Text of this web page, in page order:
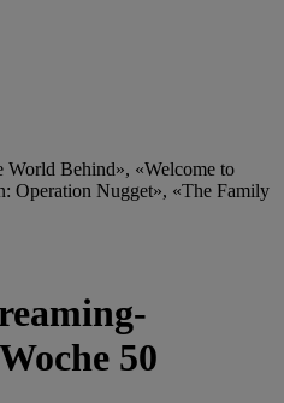
World Behind», «Welcome to
Operation Nugget», «The Family
50